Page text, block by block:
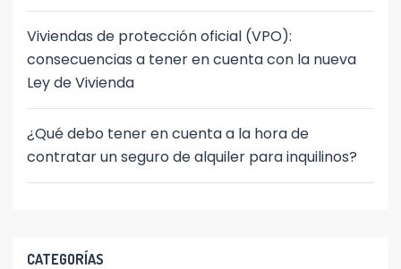
Viviendas de protección oficial (VPO):
consecuencias a tener en cuenta con la nueva
Ley de Vivienda
¿Qué debo tener en cuenta a la hora de
contratar un seguro de alquiler para inquilinos?
CATEGORÍAS